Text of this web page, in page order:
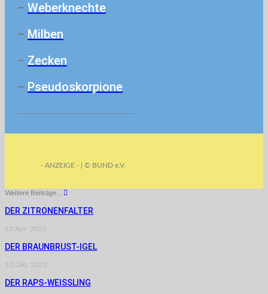
– Weberknechte
– Milben
– Zecken
– Pseudoskorpione
- ANZEIGE - | © BUND e.V.
Weitere Beiträge...
DER ZITRONENFALTER
13.Apr. 2026
DER BRAUNBRUST-IGEL
13.Okt. 2025
DER RAPS-WEISSLING